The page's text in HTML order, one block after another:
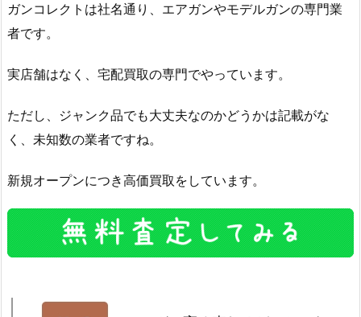
ガンコレクトは社名通り、エアガンやモデルガンの専門業
者です。
実店舗はなく、宅配買取の専門でやっています。
ただし、ジャンク品でも大丈夫なのかどうかは記載がな
く、未知数の業者ですね。
新規オープンにつき高価買取をしています。